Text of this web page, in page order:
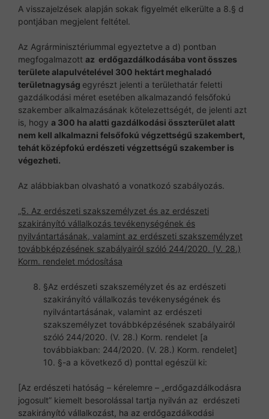
A visszajelzések alapján sokak figyelmét elkerülte a 8.§ d
pontjában megjelent feltétel.
Az Agrárminisztériummal egyeztetve a d) pontban
megfogalmazott az erdőgazdálkodásába vont összes
területe alapulvételével 300 hektárt meghaladó
területnagyság egyrészt jelenti a területhatár feletti
gazdálkodási méret esetében alkalmazandó felsőfokú
szakember alkalmazásának kötelezettségét, de jelenti azt
is, hogy a 300 ha alatti gazdálkodási összterület alatt
nem kell alkalmazni felsőfokú végzettségű szakembert,
tehát középfokú erdészeti végzettségű szakember is
végezheti.
Az alábbiakban olvasható a vonatkozó szabályozás.
„5. Az erdészeti szakszemélyzet és az erdészeti
szakirányító vállalkozás tevékenységének és
nyilvántartásának, valamint az erdészeti szakszemélyzet
továbbképzésének szabályairól szóló 244/2020. (V. 28.)
Korm. rendelet módosítása
§Az erdészeti szakszemélyzet és az erdészeti
szakirányító vállalkozás tevékenységének és
nyilvántartásának, valamint az erdészeti
szakszemélyzet továbbképzésének szabályairól
szóló 244/2020. (V. 28.) Korm. rendelet [a
továbbiakban: 244/2020. (V. 28.) Korm. rendelet]
10. §-a a következő d) ponttal egészül ki:
[Az erdészeti hatóság – kérelemre – „erdőgazdálkodásra
jogosult” kiemelt besorolással tartja nyilván az erdészeti
szakirányító vállalkozást, ha az erdőgazdálkodási